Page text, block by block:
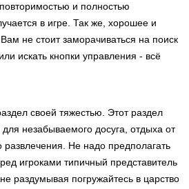
и полностью
в игре. Так же, хорошее и
не стоит заморачиваться на поиск
искать кнопки управления - всё
своей тяжестью. Этот раздел
незабываемого досуга, отдыха от
развлечения. Не надо предполагать
игроками типичный представитель
раздумывая погружайтесь в царство